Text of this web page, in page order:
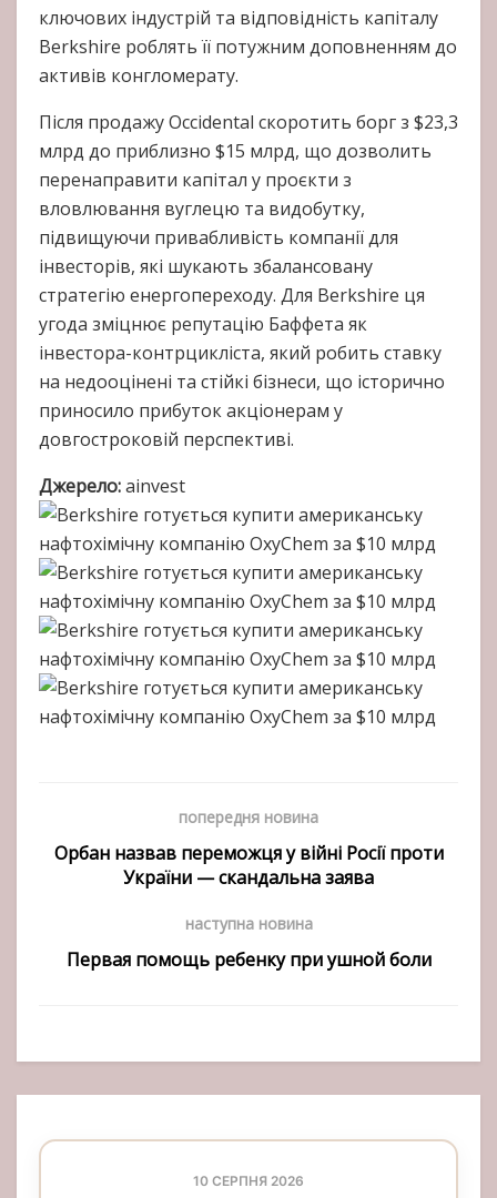
ключових індустрій та відповідність капіталу
Berkshire роблять її потужним доповненням до
активів конгломерату.
Після продажу Occidental скоротить борг з $23,3
млрд до приблизно $15 млрд, що дозволить
перенаправити капітал у проєкти з
вловлювання вуглецю та видобутку,
підвищуючи привабливість компанії для
інвесторів, які шукають збалансовану
стратегію енергопереходу. Для Berkshire ця
угода зміцнює репутацію Баффета як
інвестора-контрцикліста, який робить ставку
на недооцінені та стійкі бізнеси, що історично
приносило прибуток акціонерам у
довгостроковій перспективі.
Джерело:ainvest
попередня новина
Орбан назвав переможця у війні Росії проти
України — скандальна заява
наступна новина
Первая помощь ребенку при ушной боли
10 СЕРПНЯ 2026